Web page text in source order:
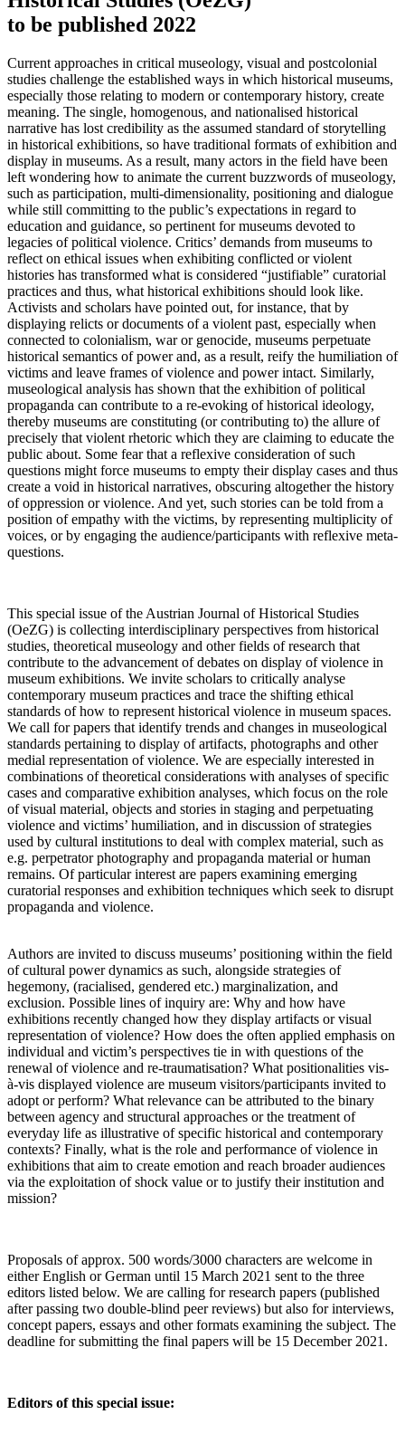
to be published 2022
Current approaches in critical museology, visual and postcolonial
studies challenge the established ways in which historical museums,
especially those relating to modern or contemporary history, create
meaning. The single, homogenous, and nationalised historical
narrative has lost credibility as the assumed standard of storytelling
in historical exhibitions, so have traditional formats of exhibition and
display in museums. As a result, many actors in the field have been
left wondering how to animate the current buzzwords of museology,
such as participation, multi-dimensionality, positioning and dialogue
while still committing to the public’s expectations in regard to
education and guidance, so pertinent for museums devoted to
legacies of political violence. Critics’ demands from museums to
reflect on ethical issues when exhibiting conflicted or violent
histories has transformed what is considered “justifiable” curatorial
practices and thus, what historical exhibitions should look like.
Activists and scholars have pointed out, for instance, that by
displaying relicts or documents of a violent past, especially when
connected to colonialism, war or genocide, museums perpetuate
historical semantics of power and, as a result, reify the humiliation of
victims and leave frames of violence and power intact. Similarly,
museological analysis has shown that the exhibition of political
propaganda can contribute to a re-evoking of historical ideology,
thereby museums are constituting (or contributing to) the allure of
precisely that violent rhetoric which they are claiming to educate the
public about. Some fear that a reflexive consideration of such
questions might force museums to empty their display cases and thus
create a void in historical narratives, obscuring altogether the history
of oppression or violence. And yet, such stories can be told from a
position of empathy with the victims, by representing multiplicity of
voices, or by engaging the audience/participants with reflexive meta-
questions.
This special issue of the Austrian Journal of Historical Studies
(OeZG) is collecting interdisciplinary perspectives from historical
studies, theoretical museology and other fields of research that
contribute to the advancement of debates on display of violence in
museum exhibitions. We invite scholars to critically analyse
contemporary museum practices and trace the shifting ethical
standards of how to represent historical violence in museum spaces.
We call for papers that identify trends and changes in museological
standards pertaining to display of artifacts, photographs and other
medial representation of violence. We are especially interested in
combinations of theoretical considerations with analyses of specific
cases and comparative exhibition analyses, which focus on the role
of visual material, objects and stories in staging and perpetuating
violence and victims’ humiliation, and in discussion of strategies
used by cultural institutions to deal with complex material, such as
e.g. perpetrator photography and propaganda material or human
remains. Of particular interest are papers examining emerging
curatorial responses and exhibition techniques which seek to disrupt
propaganda and violence.
Authors are invited to discuss museums’ positioning within the field
of cultural power dynamics as such, alongside strategies of
hegemony, (racialised, gendered etc.) marginalization, and
exclusion. Possible lines of inquiry are: Why and how have
exhibitions recently changed how they display artifacts or visual
representation of violence? How does the often applied emphasis on
individual and victim’s perspectives tie in with questions of the
renewal of violence and re-traumatisation? What positionalities vis-
à-vis displayed violence are museum visitors/participants invited to
adopt or perform? What relevance can be attributed to the binary
between agency and structural approaches or the treatment of
everyday life as illustrative of specific historical and contemporary
contexts? Finally, what is the role and performance of violence in
exhibitions that aim to create emotion and reach broader audiences
via the exploitation of shock value or to justify their institution and
mission?
Proposals of approx. 500 words/3000 characters are welcome in
either English or German until 15 March 2021 sent to the three
editors listed below. We are calling for research papers (published
after passing two double-blind peer reviews) but also for interviews,
concept papers, essays and other formats examining the subject. The
deadline for submitting the final papers will be 15 December 2021.
Editors of this special issue: